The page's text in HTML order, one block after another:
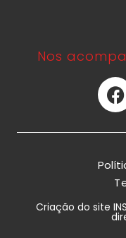
Nos
Criação do site